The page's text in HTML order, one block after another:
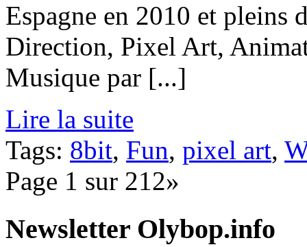
Espagne en 2010 et pleins
Direction, Pixel Art,
Musique par [...]
Lire la suite
Tags: 8bit, Fun, pixel art,
Page 1 sur 212»
Newsletter Olybop.info